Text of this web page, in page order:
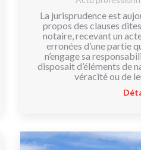
La jurisprudence est
propos des clauses
notaire, recevant un
erronées d’une partie
n’engage sa
disposait d’éléments de
véracité ou de